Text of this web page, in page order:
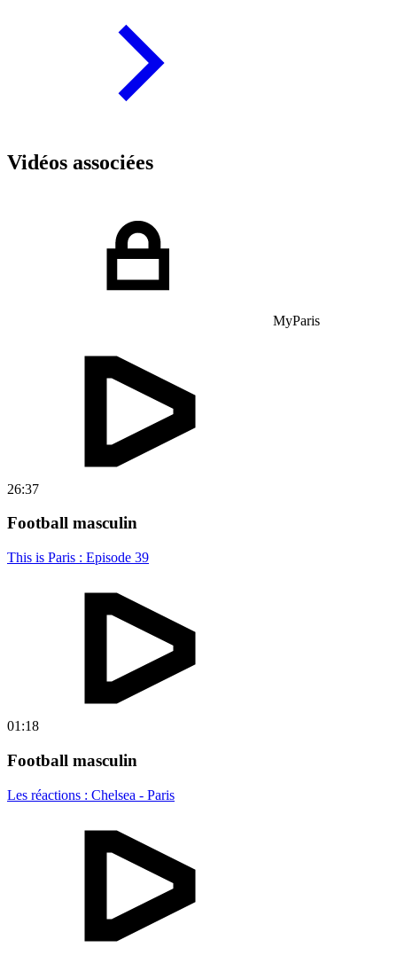
Vidéos associées
MyParis
26:37
Football masculin
This is Paris : Episode 39
01:18
Football masculin
Les réactions : Chelsea - Paris